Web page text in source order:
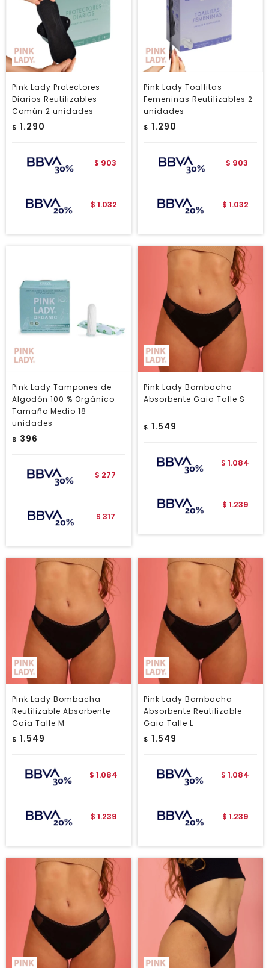
Pink Lady Protectores
Diarios Reutilizables
Común 2 unidades
$ 1.290
$ 903
$ 1.032
Pink Lady Toallitas
Femeninas Reutilizables 2
unidades
$ 1.290
$ 903
$ 1.032
Pink Lady Tampones de
Algodón 100 % Orgánico
Tamaño Medio 18
unidades
$ 396
$ 277
$ 317
Pink Lady Bombacha
Absorbente Gaia Talle S
$ 1.549
$ 1.084
$ 1.239
Pink Lady Bombacha
Reutilizable Absorbente
Gaia Talle M
$ 1.549
$ 1.084
$ 1.239
Pink Lady Bombacha
Absorbente Reutilizable
Gaia Talle L
$ 1.549
$ 1.084
$ 1.239